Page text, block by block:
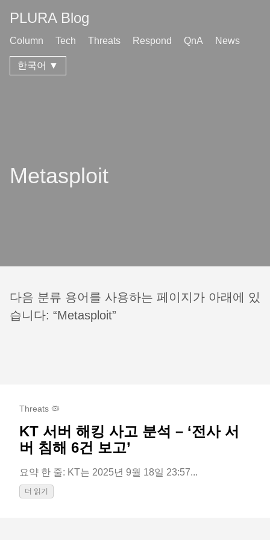
PLURA Blog
Column Tech Threats Respond QnA News
한국어 ▼
Metasploit
다음 분류 용어를 사용하는 페이지가 아래에 있
습니다: “Metasploit”
Threats 🦠
KT 서버 해킹 사고 분석 – ‘전사 서
버 침해 6건 보고’
요약 한 줄: KT는 2025년 9월 18일 23:57...
더 읽기